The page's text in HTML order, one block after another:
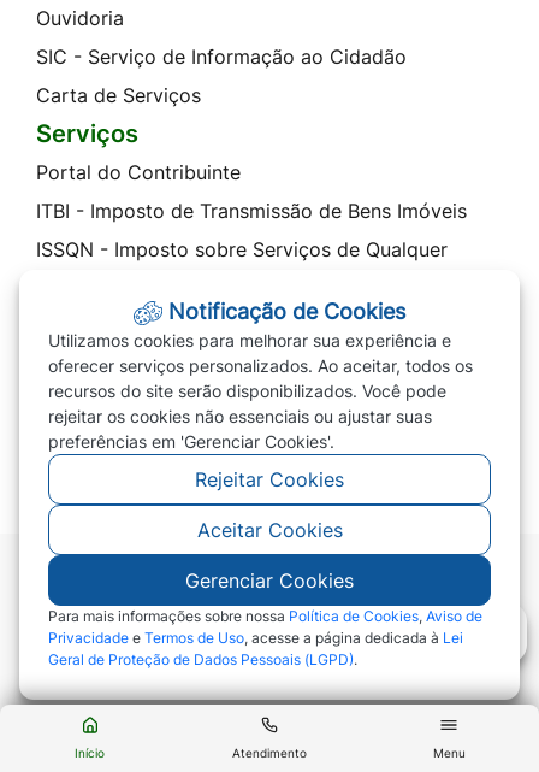
Início Atendimento Menu
Ouvidoria
SIC - Serviço de Informação ao Cidadão
Carta de Serviços
Serviços
Portal do Contribuinte
ITBI - Imposto de Transmissão de Bens Imóveis
ISSQN - Imposto sobre Serviços de Qualquer
Cota Única 2026 / Parcelar IPTU 2026
Transparência
Prefeitura
PREVIVERDE
©2026 - Prefeitura de Campo Verde - MT - Todos
os direitos reservados
Notificação de Cookies
Utilizamos cookies para melhorar sua experiência e
oferecer serviços personalizados. Ao aceitar, todos os
recursos do site serão disponibilizados. Você pode
rejeitar os cookies não essenciais ou ajustar suas
preferências em 'Gerenciar Cookies'.
Rejeitar Cookies
Aceitar Cookies
Gerenciar Cookies
Para mais informações sobre nossa Política de Cookies, Aviso de
Privacidade e Termos de Uso, acesse a página dedicada à Lei
Geral de Proteção de Dados Pessoais (LGPD).